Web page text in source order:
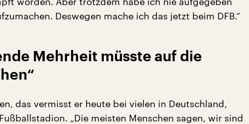
Deswegen mache ich das jetzt beim DFB.“
Mehrheit müsste auf die
das vermisst er heute bei vielen in Deutschland,
„Die meisten Menschen sagen, wir sind